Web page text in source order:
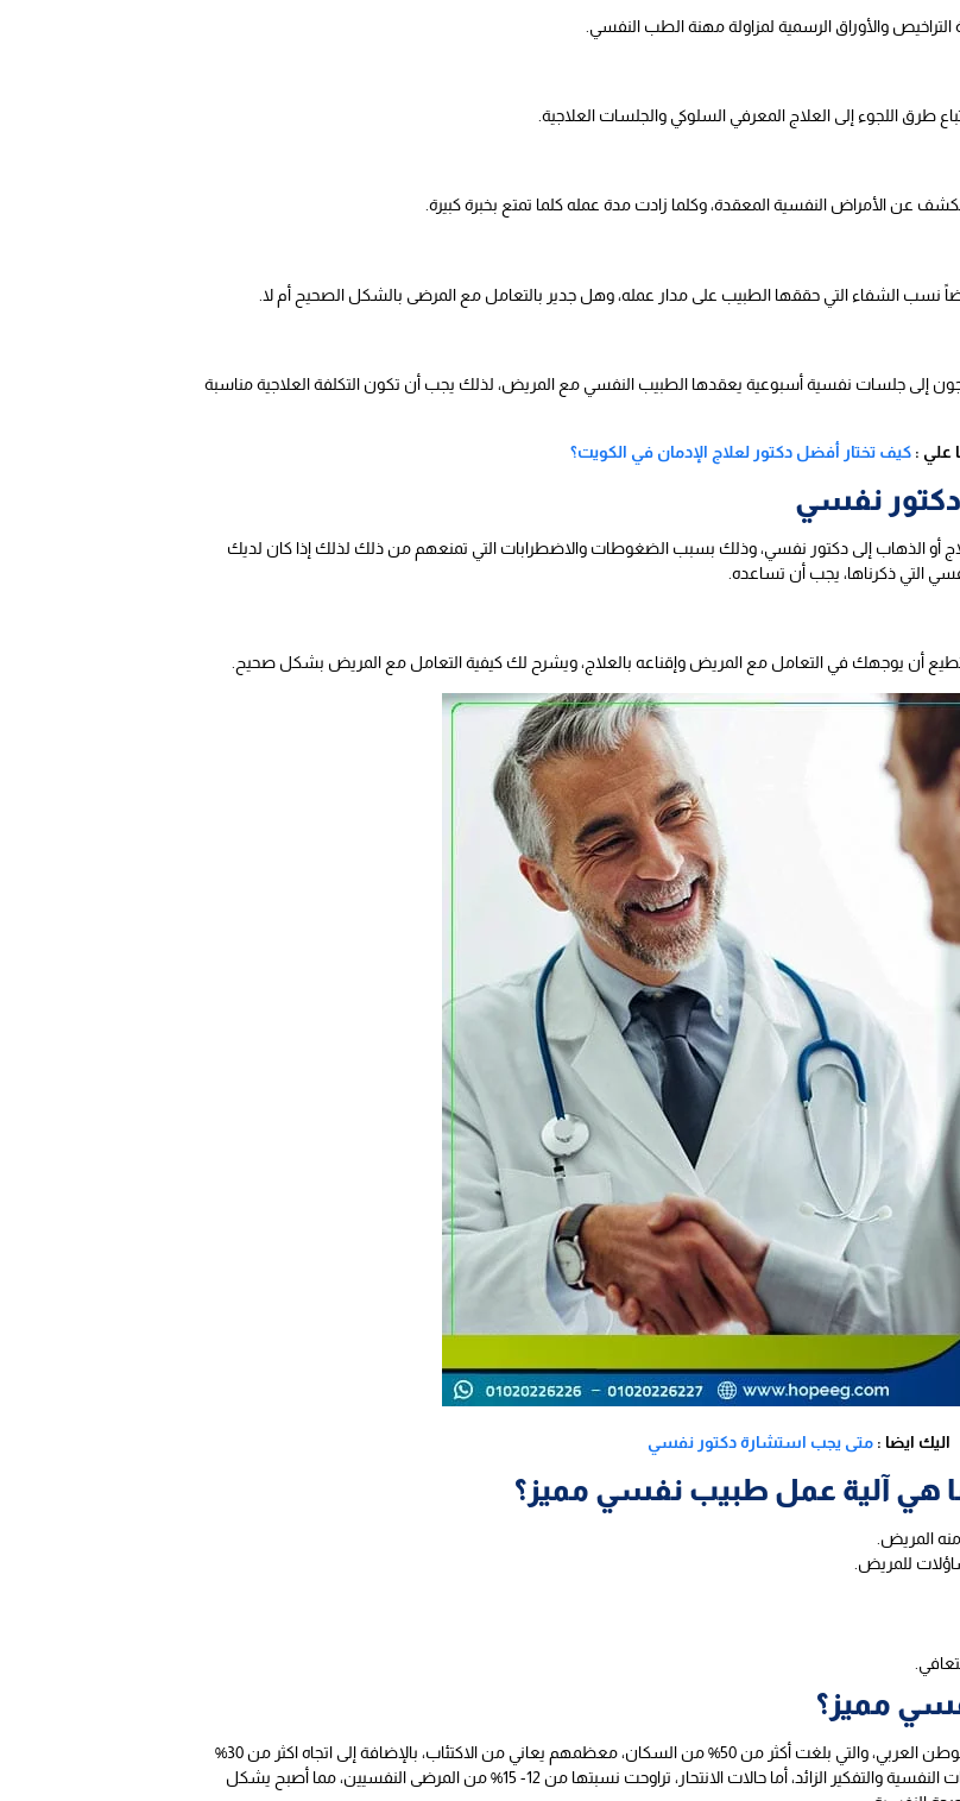
والأوراق الرسمية لمزاولة مهنة الطب النفسي.
طرق اللجوء إلى العلاج المعرفي السلوكي والجلسات العلاجية.
عن الأمراض النفسية المعقدة، وكلما زادت مدة عمله كلما تمتع بخبرة كبيرة.
نسب الشفاء التي حققها الطبيب على مدار عمله، وهل جدير بالتعامل مع المرضى بالشكل الصحيح أم لا.
إلى جلسات نفسية أسبوعية يعقدها الطبيب النفسي مع المريض، لذلك يجب أن تكون التكلفة العلاجية مناسبة
علي :كيف تختار أفضل دكتور لعلاج الإدمان في الكويت؟
نفسي
أو الذهاب إلى دكتور نفسي، وذلك بسبب الضغوطات والاضطرابات التي تمنعهم من ذلك لذلك إذا كان لديك
التي ذكرناها، يجب أن تساعده.
أن يوجهك في التعامل مع المريض وإقناعه بالعلاج، ويشرح لك كيفية التعامل مع المريض بشكل صحيح.
اليك ايضا :متى يجب استشارة دكتور نفسي
هي آلية عمل طبيب نفسي مميز؟
منه المريض.
للمريض.
مميز؟
وفقاً للعديد من الاحصائيات التي تثبت انتشار المرض النفسي في الوطن العربي، والتي بلغت أكثر من 50% من السكان، معظمهم يعاني من الاكتئاب، بالإضافة إلى اتجاه اكثر من 30%
من المرضى النفسيين إلى تعاطي المخدرات للهروب من الاضطرابات النفسية والتفكير الزائد، أما حالات الانتحار، تراوحت نسبتها من 12- 15% من المرضى النفسيين، مما أصبح يشكل